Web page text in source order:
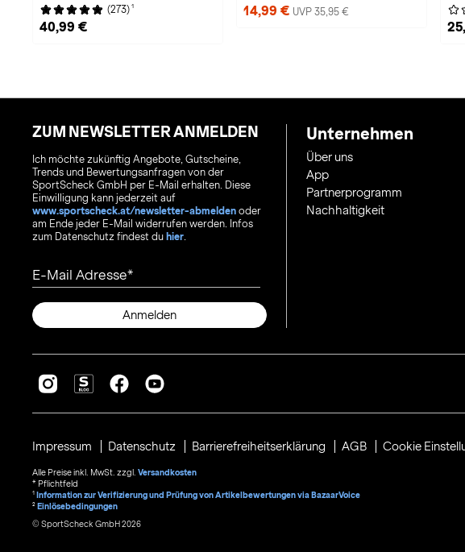
(273) 1
40,99 €
14,99 € UVP 35,95 €
ZUM NEWSLETTER ANMELDEN
Ich möchte zukünftig Angebote, Gutscheine,
Trends und Bewertungsanfragen von der
SportScheck GmbH per E-Mail erhalten. Diese
Einwilligung kann jederzeit auf
www.sportscheck.at/newsletter-abmelden oder
am Ende jeder E-Mail widerrufen werden. Infos
zum Datenschutz findest du hier
E-Mail Adresse
Anmelden
Unternehmen
Über uns
App
Partnerprogramm
Nachhaltigkeit
Impressum Datenschutz Barrierefreiheitserklärung AGB Cookie
Alle Preise inkl. MwSt. zzgl. Versandkosten
* Pflichtfeld
1 Information zur Verifizierung und Prüfung von Artikelbewertungen via BazaarVoice
² Einlösebedingungen
© SportScheck GmbH 2026